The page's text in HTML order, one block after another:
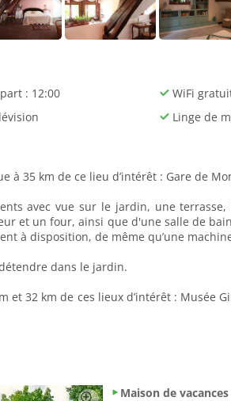
: 12:00 WiFi
Linge de
à 35 km de ce lieu d’intérêt : Gare de
avec vue sur le jardin, une
et un four, ainsi que d'une salle de
à disposition, de même qu’une
dans le jardin.
et 32 km de ces lieux d’intérêt :
Maison de vacances